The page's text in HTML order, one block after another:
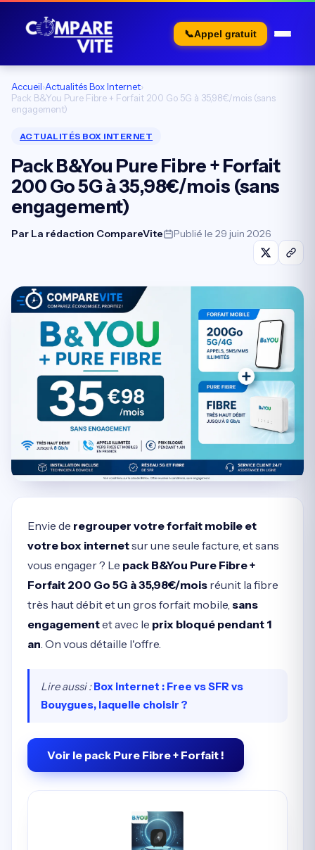
📞Appel gratuit
Accueil›Actualités Box Internet›
Pack B&You Pure Fibre + Forfait 200 Go 5G à 35,98€/mois (sans
engagement)
ACTUALITÉS BOX INTERNET
Pack B&You Pure Fibre + Forfait
200 Go 5G à 35,98€/mois (sans
engagement)
Par La rédaction CompareVite Publié le 29 juin 2026
Envie de regrouper votre forfait mobile et
votre box internetsur une seule facture, et sans
vous engager ? Le pack B&You Pure Fibre +
Forfait 200 Go 5G à 35,98€/mois réunit la fibre
très haut débit et un gros forfait mobile, sans
engagementet avec le prix bloqué pendant 1
an. On vous détaille l'offre.
Lire aussi :Box internet : Free vs SFR vs
Bouygues, laquelle choisir ?
Voir le pack Pure Fibre + Forfait !